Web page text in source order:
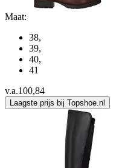
Maat:
38,
39,
40,
41
v.a.100,84
Laagste prijs bij Topshoe.nl